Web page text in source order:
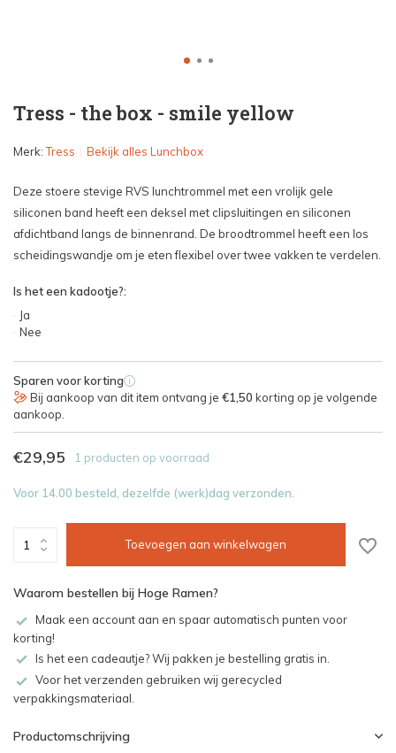
Tress - the box - smile yellow
Merk:Tress Bekijk alles Lunchbox
Deze stoere stevige RVS lunchtrommel met een vrolijk gele
siliconen band heeft een deksel met clipsluitingen en siliconen
afdichtband langs de binnenrand. De broodtrommel heeft een los
scheidingswandje om je eten flexibel over twee vakken te verdelen.
Is het een kadootje?:
Ja
Nee
Sparen voor korting i
Bij aankoop van dit item ontvang je €1,50 korting op je volgende
aankoop.
€29,95 1 producten op voorraad
Voor 14.00 besteld, dezelfde (werk)dag verzonden.
Toevoegen aan winkelwagen
Waarom bestellen bij Hoge Ramen?
Maak een account aan en spaar automatisch punten voor
korting!
Is het een cadeautje? Wij pakken je bestelling gratis in.
Voor het verzenden gebruiken wij gerecycled
verpakkingsmateriaal.
Productomschrijving